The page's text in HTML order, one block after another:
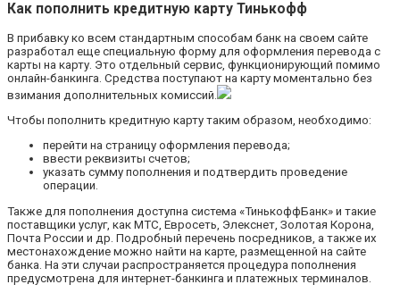
Как пополнить кредитную карту Тинькофф
В прибавку ко всем стандартным способам банк на своем сайте
разработал еще специальную форму для оформления перевода с
карты на карту. Это отдельный сервис, функционирующий помимо
онлайн-банкинга. Средства поступают на карту моментально без
взимания дополнительных комиссий.
Чтобы пополнить кредитную карту таким образом, необходимо:
перейти на страницу оформления перевода;
ввести реквизиты счетов;
указать сумму пополнения и подтвердить проведение
операции.
Также для пополнения доступна система «ТинькоффБанк» и такие
поставщики услуг, как МТС, Евросеть, Элекснет, Золотая Корона,
Почта России и др. Подробный перечень посредников, а также их
местонахождение можно найти на карте, размещенной на сайте
банка. На эти случаи распространяется процедура пополнения
предусмотрена для интернет-банкинга и платежных терминалов.